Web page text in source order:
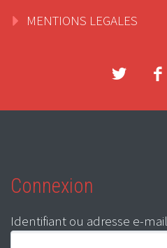
MENTIONS LEGALES
Connexion
Identifiant ou adresse e-mail